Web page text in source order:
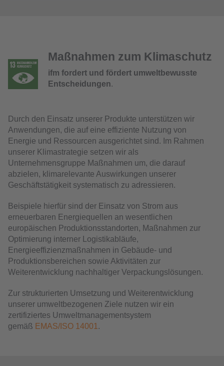
Maßnahmen zum Klimaschutz
ifm fordert und fördert umweltbewusste
Entscheidungen.
Durch den Einsatz unserer Produkte unterstützen wir
Anwendungen, die auf eine effiziente Nutzung von
Energie und Ressourcen ausgerichtet sind. Im Rahmen
unserer Klimastrategie setzen wir als
Unternehmensgruppe Maßnahmen um, die darauf
abzielen, klimarelevante Auswirkungen unserer
Geschäftstätigkeit systematisch zu adressieren.
Beispiele hierfür sind der Einsatz von Strom aus
erneuerbaren Energiequellen an wesentlichen
europäischen Produktionsstandorten, Maßnahmen zur
Optimierung interner Logistikabläufe,
Energieeffizienzmaßnahmen in Gebäude- und
Produktionsbereichen sowie Aktivitäten zur
Weiterentwicklung nachhaltiger Verpackungslösungen.
Zur strukturierten Umsetzung und Weiterentwicklung
unserer umweltbezogenen Ziele nutzen wir ein
zertifiziertes Umweltmanagementsystem
gemäß EMAS/ISO 14001 .